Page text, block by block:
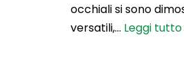
occhiali si sono
versatili,… Leggi tutto